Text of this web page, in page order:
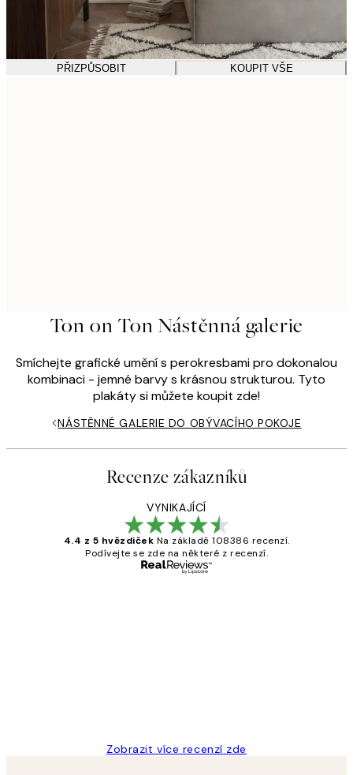
PŘIZPŮSOBIT KOUPIT VŠE
Ton on Ton Nástěnná galerie
Smíchejte grafické umění s perokresbami pro dokonalou
kombinaci - jemné barvy s krásnou strukturou. Tyto
plakáty si můžete koupit zde!
NÁSTĚNNÉ GALERIE DO OBÝVACÍHO POKOJE
Recenze zákazníků
VYNIKAJÍCÍ
4.4 z 5 hvězdiček Na základě 108386 recenzí.
Podívejte se zde na některé z recenzí.
Zobrazit více recenzí zde